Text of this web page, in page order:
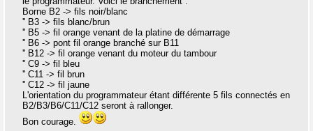
Borne B2 -> fils noir/blanc
'' B3 -> fils blanc/brun
'' B5 -> fil orange venant de la platine de démarrage
'' B6 -> pont fil orange branché sur B11
'' B12 -> fil orange venant du moteur du tambour
'' C9 -> fil bleu
'' C11 -> fil brun
'' C12 -> fil jaune
L'orientation du programmateur étant différente 5 fils connectés en
B2/B3/B6/C11/C12 seront à rallonger.
Bon courage.